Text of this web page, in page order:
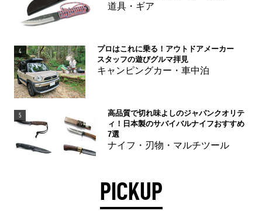
道具・ギア
4
プロはこれに乗る！アウトドアメーカー
スタッフの遊びグルマ拝見
キャンピングカー・車中泊
5
高品質で切れ味よしのジャパンクオリテ
ィ！日本製のサバイバルナイフおすすめ
7選
ナイフ・刃物・マルチツール
PICKUP